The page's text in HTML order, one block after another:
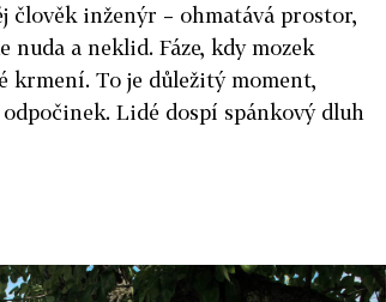
člověk inženýr – ohmatává prostor,
a neklid. Fáze, kdy mozek
krmení. To je důležitý moment,
Lidé dospí spánkový dluh